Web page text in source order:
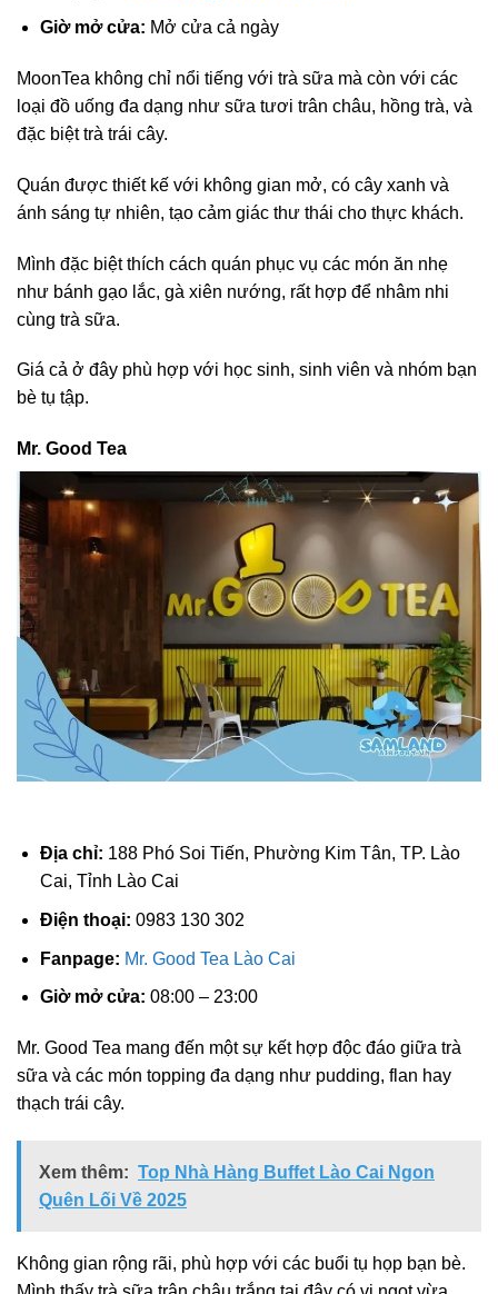
Giờ mở cửa: Mở cửa cả ngày
MoonTea không chỉ nổi tiếng với trà sữa mà còn với các
loại đồ uống đa dạng như sữa tươi trân châu, hồng trà, và
đặc biệt trà trái cây.
Quán được thiết kế với không gian mở, có cây xanh và
ánh sáng tự nhiên, tạo cảm giác thư thái cho thực khách.
Mình đặc biệt thích cách quán phục vụ các món ăn nhẹ
như bánh gạo lắc, gà xiên nướng, rất hợp để nhâm nhi
cùng trà sữa.
Giá cả ở đây phù hợp với học sinh, sinh viên và nhóm bạn
bè tụ tập.
Mr. Good Tea
Địa chỉ: 188 Phó Soi Tiến, Phường Kim Tân, TP. Lào
Cai, Tỉnh Lào Cai
Điện thoại: 0983 130 302
Fanpage: Mr. Good Tea Lào Cai
Giờ mở cửa: 08:00 – 23:00
Mr. Good Tea mang đến một sự kết hợp độc đáo giữa trà
sữa và các món topping đa dạng như pudding, flan hay
thạch trái cây.
Xem thêm: Top Nhà Hàng Buffet Lào Cai Ngon
Quên Lối Về 2025
Không gian rộng rãi, phù hợp với các buổi tụ họp bạn bè.